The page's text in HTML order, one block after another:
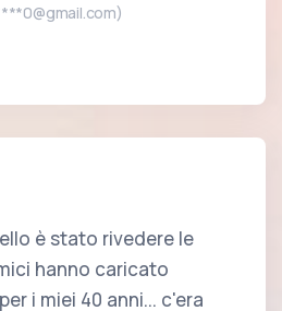
è stato rivedere le
hanno caricato
i miei 40 anni... c'era